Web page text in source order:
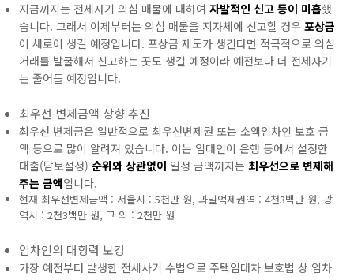
지금까지는 전세사기 의심 매물에 대하여 자발적인 신고 등이 미흡했
습니다. 그래서 이제부터는 의심 매물을 지자체에 신고할 경우 포상금
이 새로이 생길 예정입니다. 포상금 제도가 생긴다면 적극적으로 의심
거래를 발굴해서 신고하는 곳도 생길 예정이라 예전보다 더 전세사기
는 줄어들 예정입니다.
최우선 변제금액 상향 추진
최우선 변제금은 일반적으로 최우선변제권 또는 소액임차인 보호 금
액 등으로 많이 알려져 있습니다. 이는 임대인이 은행 등에서 설정한
대출(담보설정) 순위와 상관없이 일정 금액까지는 최우선으로 변제해
주는 금액입니다.
현재 최우선변제금액 : 서울시 : 5천만 원, 과밀억제권역 : 4천3백만 원, 광
역시 : 2천3백만 원, 그 외 : 2천만 원
임차인의 대항력 보강
가장 예전부터 발생한 전세사기 수법으로 주택임대차 보호법 상 임차